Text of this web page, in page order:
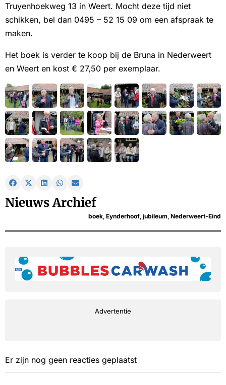
Truyenhoekweg 13 in Weert. Mocht deze tijd niet
schikken, bel dan 0495 – 52 15 09 om een afspraak te
maken.
Het boek is verder te koop bij de Bruna in Nederweert
en Weert en kost € 27,50 per exemplaar.
Nieuws Archief
boek, Eynderhoof, jubileum, Nederweert-Eind
Advertentie
Er zijn nog geen reacties geplaatst